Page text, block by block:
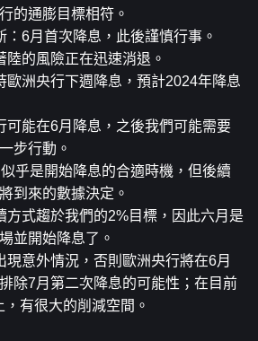
的通膨目標相符。
：6月首次降息，此後謹慎行事。
的風險正在迅速消退。
歐洲央行下週降息，預計2024年降息
可能在6月降息，之後我們可能需要
步行動。
乎是開始降息的合適時機，但後續
到來的數據決定。
方式趨於我們的2%目標，因此六月是
並開始降息了。
現意外情況，否則歐洲央行將在6月
除7月第二次降息的可能性；在目前
有很大的削減空間。